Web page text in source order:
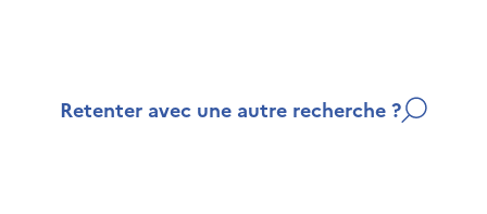
Retenter avec une autre recherche ?